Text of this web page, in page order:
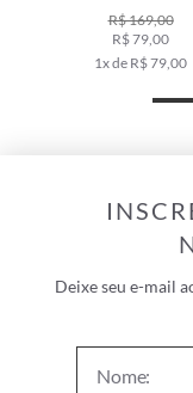
R$ 169,00
R$ 79,00
Deixe seu e-mail